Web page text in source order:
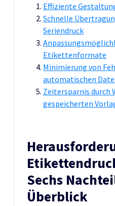
Effiziente
Schnelle
Seriendruck
Etikettenformate
Minimierung von
automatischen
Zeitersparnis durch
gespeicherten
Sechs
Überblick